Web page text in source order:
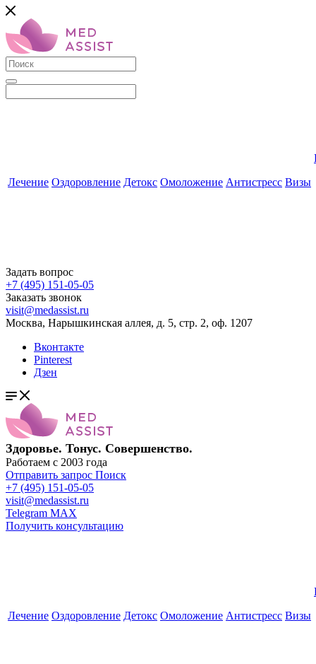
Лечение Оздоровление Детокс Омоложение Антистресс Визы
Задать вопрос
+7 (495) 151-05-05
Заказать звонок
visit@medassist.ru
Москва, Нарышкинская аллея, д. 5, стр. 2, оф. 1207
Вконтакте
Pinterest
Дзен
Здоровье. Тонус. Совершенство.
Работаем с 2003 года
Отправить запрос Поиск
+7 (495) 151-05-05
visit@medassist.ru
Telegram MAX
Получить консультацию
Лечение Оздоровление Детокс Омоложение Антистресс Визы